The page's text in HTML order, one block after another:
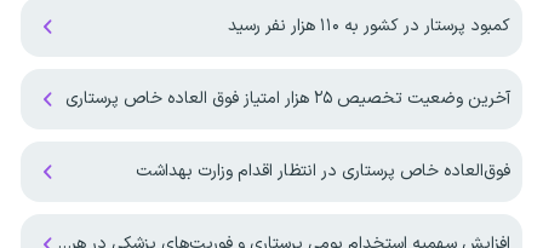
کمبود پرستار در کشور به ۱۱۰ هزار نفر رسید
آخرین وضعیت تخصیص ۲۵ هزار امتیاز فوق العاده خاص پرستاری
فوق‌العاده خاص پرستاری در انتظار اقدام وزارت بهداشت